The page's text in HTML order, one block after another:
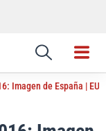
Enlace
Imagen de España | EU-